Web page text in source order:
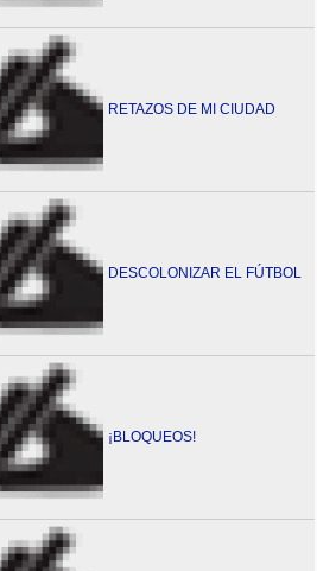
RETAZOS DE MI CIUDAD
DESCOLONIZAR EL FÚTBOL
¡BLOQUEOS!